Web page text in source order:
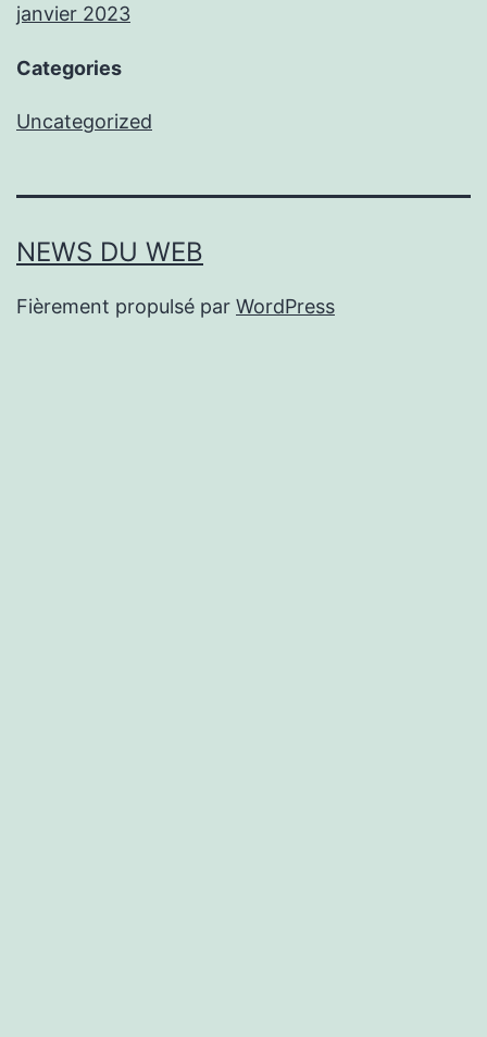
janvier 2023
Categories
Uncategorized
NEWS DU WEB
Fièrement propulsé par WordPress